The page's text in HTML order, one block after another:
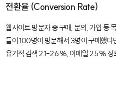
전환율 (Conversion Rate)
웹사이트 방문자 중 구매, 문의, 가입 등
들어 100명이 방문해서 3명이 구매했
유기적 검색 2.1-2.6%, 이메일 2.5% 정